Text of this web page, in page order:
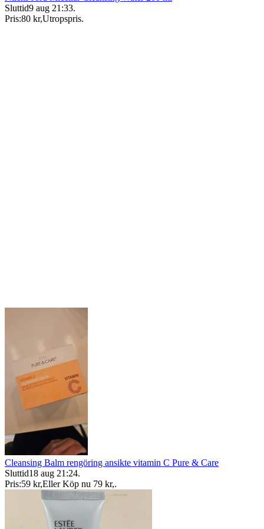
Sluttid9 aug 21:33.
Pris:80 kr,Utropspris.
Cleansing Balm rengöring ansikte vitamin C Pure & Care
Sluttid18 aug 21:24.
Pris:59 kr,Eller Köp nu 79 kr,.